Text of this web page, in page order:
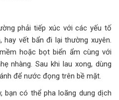
phải tiếp xúc với các yếu tố
hay vết bẩn đi lại thường xuyên.
hoặc bọt biển ẩm cùng với
nhàng. Sau khi lau xong, dùng
để nước đọng trên bề mặt.
bạn có thể pha loãng dung dịch